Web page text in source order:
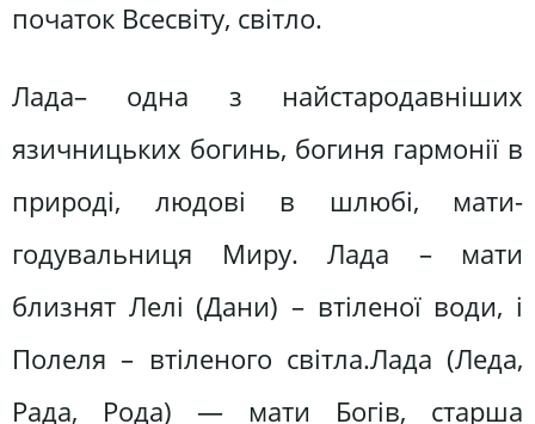
початок Всесвіту, світло.
Лада– одна з найстародавніших
язичницьких богинь, богиня гармонії в
природі, людові в шлюбі, мати-
годувальниця Миру. Лада – мати
близнят Лелі (Дани) – втіленої води, і
Полеля – втіленого світла.Лада (Леда,
Рада, Рода) — мати Богів, старша